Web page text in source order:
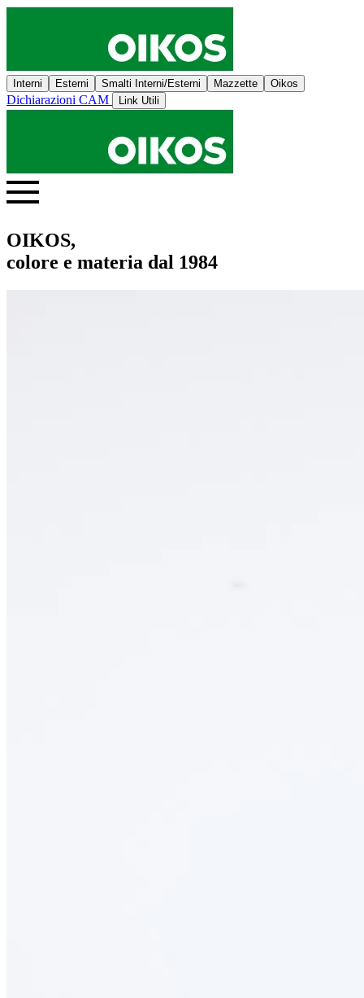
Interni Esterni Smalti Interni/Esterni Mazzette Oikos
Dichiarazioni CAM Link Utili
OIKOS,
colore e materia dal 1984